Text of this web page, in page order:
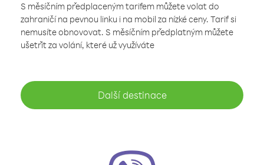
S měsíčním předplaceným tarifem můžete volat do
zahraničí na pevnou linku i na mobil za nízké ceny. Tarif si
nemusíte obnovovat. S měsíčním předplatným můžete
ušetřit za volání, které už využíváte
Další destinace